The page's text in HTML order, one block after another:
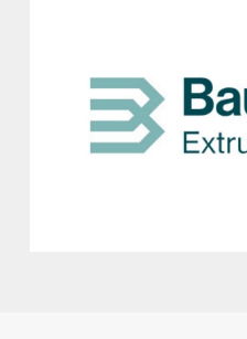
Rivarolo
Estrusori e linee per